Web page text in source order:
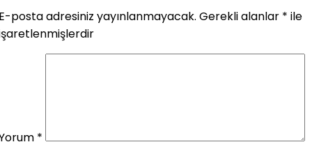
posta adresiniz yayınlanmayacak. Gerekli alanlar * ile
*